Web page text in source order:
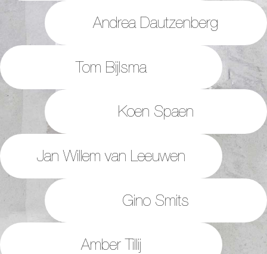
Andrea Dautzenberg
Tom Bijlsma
Koen Spaen
Jan Willem van Leeuwen
Gino Smits
Amber Tillij